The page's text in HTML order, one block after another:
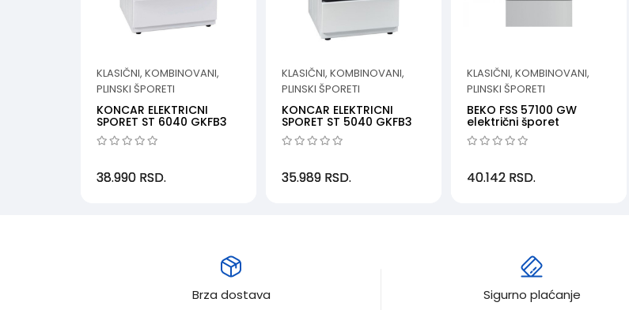
KLASIČNI, KOMBINOVANI,
PLINSKI ŠPORETI
KONCAR ELEKTRICNI
SPORET ST 6040 GKFB3
38.990 RSD.
KLASIČNI, KOMBINOVANI,
PLINSKI ŠPORETI
KONCAR ELEKTRICNI
SPORET ST 5040 GKFB3
35.989 RSD.
KLASIČNI, KOMBINOVANI,
PLINSKI ŠPORETI
BEKO FSS 57100 GW
električni šporet
40.142 RSD.
Brza dostava Sigurno plaćanje